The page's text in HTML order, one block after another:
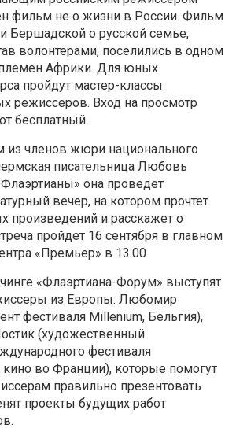
фильм не о жизни в России. Фильм
Бершадской о русской семье,
волонтерами, поселились в одном
Африки. Для юных
пройдут мастер-классы
режиссеров. Вход на просмотр
бесплатный.
из членов жюри национального
писательница Любовь
она проведет
вечер, на котором прочтет
произведений и расскажет о
пройдет 16 сентября в главном
«Премьер» в 13.00.
«Флаэртиана-Форум» выступят
из Европы: Любомир
фестиваля Millenium, Бельгия),
(художественный
фестиваля
во Франции), которые помогут
правильно презентовать
проекты будущих работ